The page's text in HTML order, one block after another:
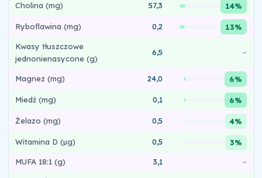
Cholina (mg) 57,3 14%
Ryboflawina (mg) 0,2 13%
Kwasy tłuszczowe
jednonienasycone (g)
6,5 –
Magnez (mg) 24,0 6%
Miedź (mg) 0,1 6%
Żelazo (mg) 0,5 4%
Witamina D (µg) 0,5 3%
MUFA 18:1 (g) 3,1
–